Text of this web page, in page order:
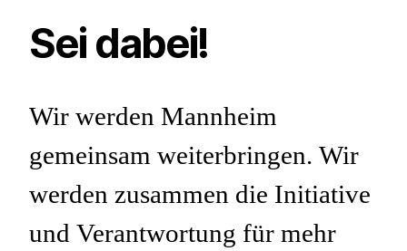
Sei dabei!
Wir werden Mannheim
gemeinsam weiterbringen. Wir
werden zusammen die Initiative
und Verantwortung für mehr